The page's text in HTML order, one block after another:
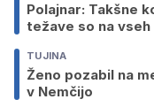
Polajnar: Takšne
težave so na
TUJINA
Ženo pozabil na
v Nemčijo